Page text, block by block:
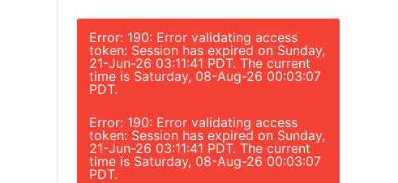
Error: 190: Error validating access
token: Session has expired on Sunday,
21-Jun-26 03:11:41 PDT. The current
time is Saturday, 08-Aug-26 00:03:07
PDT.
Error: 190: Error validating access
token: Session has expired on Sunday,
21-Jun-26 03:11:41 PDT. The current
time is Saturday, 08-Aug-26 00:03:07
PDT.